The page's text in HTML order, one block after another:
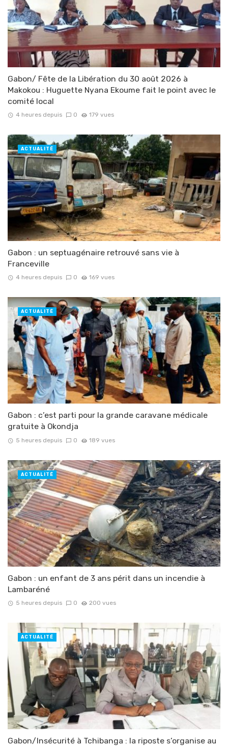
Gabon/ Fête de la Libération du 30 août 2026 à
Makokou : Huguette Nyana Ekoume fait le point avec le
comité local
4 heures depuis 0 179 vues
Gabon : un septuagénaire retrouvé sans vie à
Franceville
4 heures depuis 0 169 vues
ACTUALITÉ
Gabon : c’est parti pour la grande caravane médicale
gratuite à Okondja
5 heures depuis 0 189 vues
ACTUALITÉ
Gabon : un enfant de 3 ans périt dans un incendie à
Lambaréné
5 heures depuis 0 200 vues
ACTUALITÉ
Gabon/Insécurité à Tchibanga : la riposte s’organise au
ACTUALITÉ